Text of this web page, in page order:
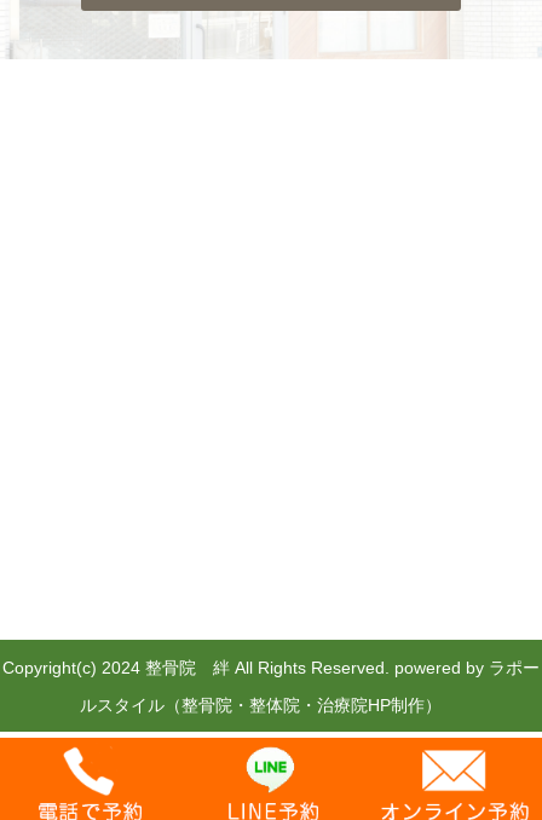
Copyright(c) 2024 整骨院 絆 All Rights Reserved. powered by ラポー
ルスタイル（整骨院・整体院・治療院HP制作）